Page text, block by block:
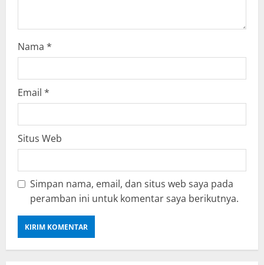
Nama *
Email *
Situs Web
Simpan nama, email, dan situs web saya pada
peramban ini untuk komentar saya berikutnya.